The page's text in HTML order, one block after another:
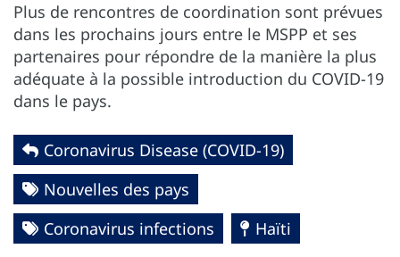
Plus de rencontres de coordination sont prévues
dans les prochains jours entre le MSPP et ses
partenaires pour répondre de la manière la plus
adéquate à la possible introduction du COVID-19
dans le pays.
Coronavirus Disease (COVID-19)
Nouvelles des pays
Coronavirus infections
Haïti